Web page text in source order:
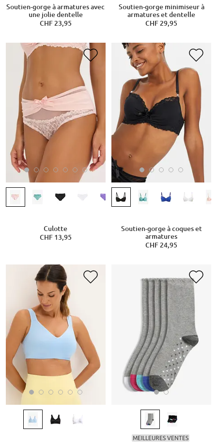
Soutien-gorge à armatures avec
une jolie dentelle
CHF 23,95
Soutien-gorge minimiseur à
armatures et dentelle
CHF 29,95
Culotte
CHF 13,95
Soutien-gorge à coques et
armatures
CHF 24,95
MEILLEURES VENTES